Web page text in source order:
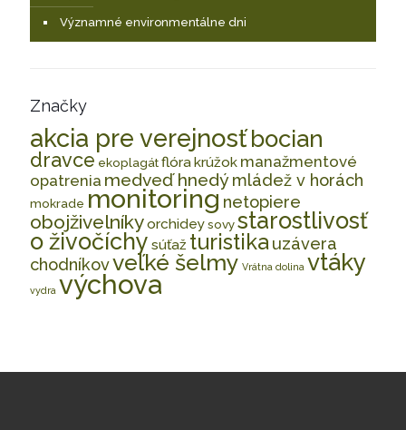
Významné environmentálne dni
Značky
akcia pre verejnosťbocian
dravce ekoplagátflórakrúžok manažmentové
opatrenia medveď hnedýmládež v horách
mokrade monitoring netopiere
obojživelníkyorchideysovystarostlivosť
o živočíchy súťaž turistikauzávera
chodníkovveľké šelmy Vrátna dolina vtáky
vydra výchova